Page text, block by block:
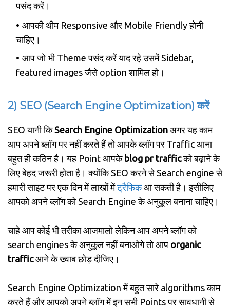
पसंद करें।
आपकी थीम Responsive और Mobile Friendly होनी
चाहिए।
आप जो भी Theme पसंद करें याद रहे उसमें Sidebar,
featured images जैसे option शामिल हो।
2) SEO (Search Engine Optimization) करें
SEO यानी किSearch Engine Optimization अगर यह काम
आप अपने ब्लॉग पर नहीं करते हैं तो आपके ब्लॉग पर Traffic आना
बहुत ही कठिन है। यह Point आपके blog pr trafficको बढ़ाने के
लिए बेहद जरूरी होता है। क्योंकि SEO करने से Search engine से
हमारी साइट पर एक दिन में लाखों मेंट्रैफिकआ सकती है। इसीलिए
आपको अपने ब्लॉग को Search Engine के अनुकूल बनाना चाहिए।
चाहे आप कोई भी तरीका आजमालो लेकिन आप अपने ब्लॉग को
search engines के अनुकूल नहीं बनाओगे तो आप organic
trafficआने के ख्वाब छोड़ दीजिए।
Search Engine Optimization में बहुत सारे algorithms काम
करते हैं और आपको अपने ब्लॉग में इन सभी Points पर सावधानी से